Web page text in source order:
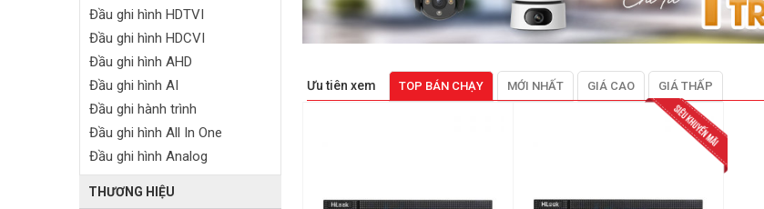
Đầu ghi hình HDTVI
Đầu ghi hình HDCVI
Đầu ghi hình AHD
Đầu ghi hình AI
Đầu ghi hành trình
Đầu ghi hình All In One
Đầu ghi hình Analog
THƯƠNG HIỆU
Ưu tiên xem TOP BÁN CHẠY MỚI NHẤT GIÁ CAO GIÁ THẤP